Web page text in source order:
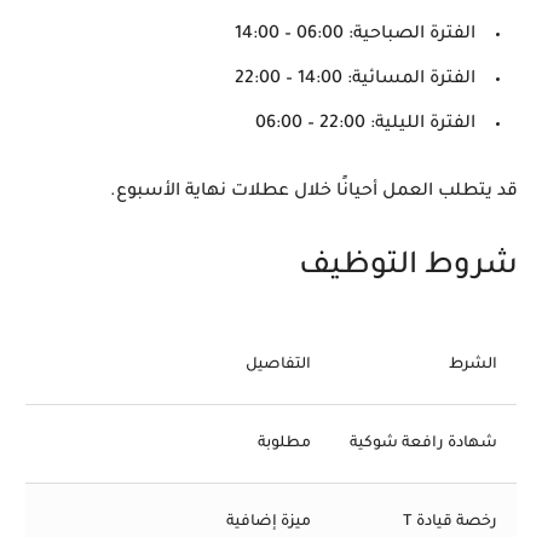
الفترة الصباحية: 06:00 – 14:00
الفترة المسائية: 14:00 – 22:00
الفترة الليلية: 22:00 – 06:00
قد يتطلب العمل أحيانًا خلال عطلات نهاية الأسبوع.
شروط التوظيف
الشرط التفاصيل
شهادة رافعة شوكية مطلوبة
رخصة قيادة T ميزة إضافية